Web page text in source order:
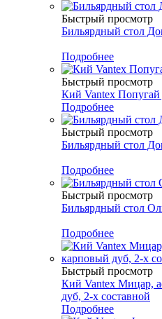
Быстрый просмотр
Бильярдный стол
Подробнее
Быстрый просмотр
Кий Vantex Попугай
Подробнее
Быстрый просмотр
Бильярдный стол
Подробнее
Быстрый просмотр
Бильярдный стол
Подробнее
Быстрый просмотр
Кий Vantex Мицар,
дуб, 2-х составной
Подробнее